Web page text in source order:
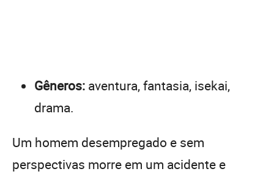
Gêneros: aventura, fantasia, isekai,
drama.
Um homem desempregado e sem
perspectivas morre em um acidente e